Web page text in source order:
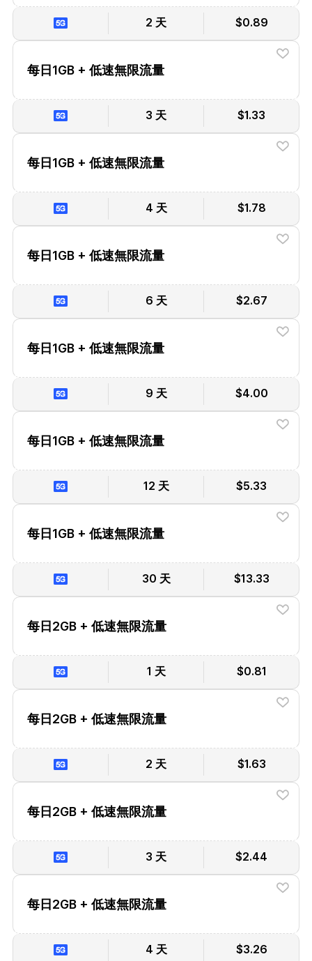
2 天 $0.89
每日1GB + 低速無限流量
3 天 $1.33
每日1GB + 低速無限流量
4 天 $1.78
每日1GB + 低速無限流量
6 天 $2.67
每日1GB + 低速無限流量
9 天 $4.00
每日1GB + 低速無限流量
12 天 $5.33
每日1GB + 低速無限流量
30 天 $13.33
每日2GB + 低速無限流量
1 天 $0.81
每日2GB + 低速無限流量
2 天 $1.63
每日2GB + 低速無限流量
3 天 $2.44
每日2GB + 低速無限流量
4 天 $3.26